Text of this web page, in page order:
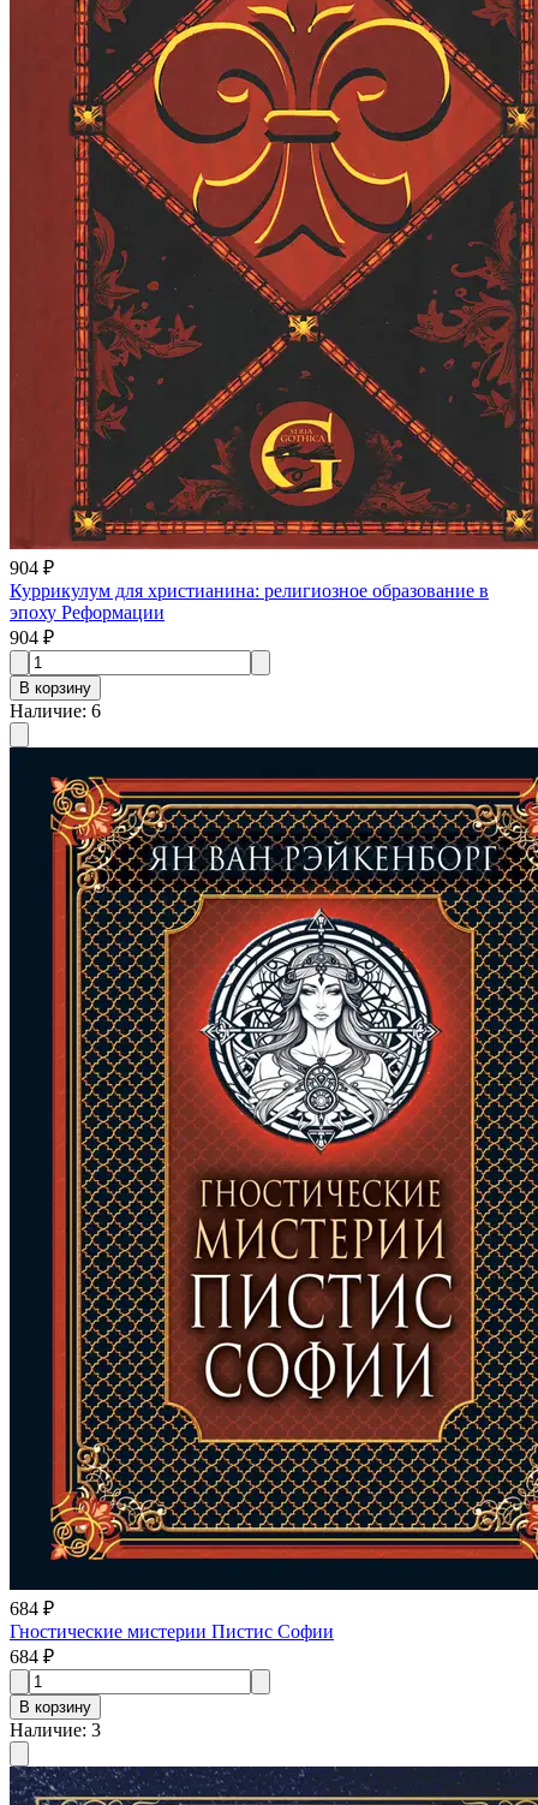
904 ₽
Куррикулум для христианина: религиозное образование в
эпоху Реформации
904 ₽
В корзину
Наличие: 6
684 ₽
Гностические мистерии Пистис Софии
684 ₽
В корзину
Наличие: 3